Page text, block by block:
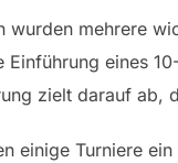
wurden mehrere
Einführung eines
zielt darauf ab,
einige Turniere